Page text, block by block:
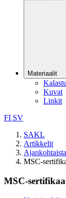
Materiaalit
Kuvat
Linkit
FI SV
SAKL
Artikkelit
Ajankohtaista
MSC-
MSC-